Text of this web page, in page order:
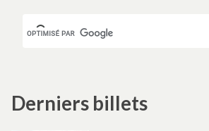
Derniers billets